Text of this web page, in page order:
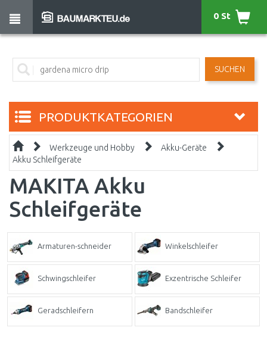
SUCHEN
0 St
PRODUKTKATEGORIEN
Werkzeuge und Hobby
Akku-Geräte
Akku Schleifgeräte
MAKITA Akku
Schleifgeräte
Armaturen-schneider Winkelschleifer
Schwingschleifer Exzentrische Schleifer
Geradschleifern Bandschleifer